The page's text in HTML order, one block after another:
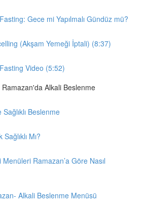
Gece mi Yapılmalı Gündüz mü?
(Akşam Yemeği İptali) (8:37)
Video (5:52)
Alkali Beslenme
Beslenme
Mı?
Ramazan’a Göre Nasıl
Alkali Beslenme Menüsü